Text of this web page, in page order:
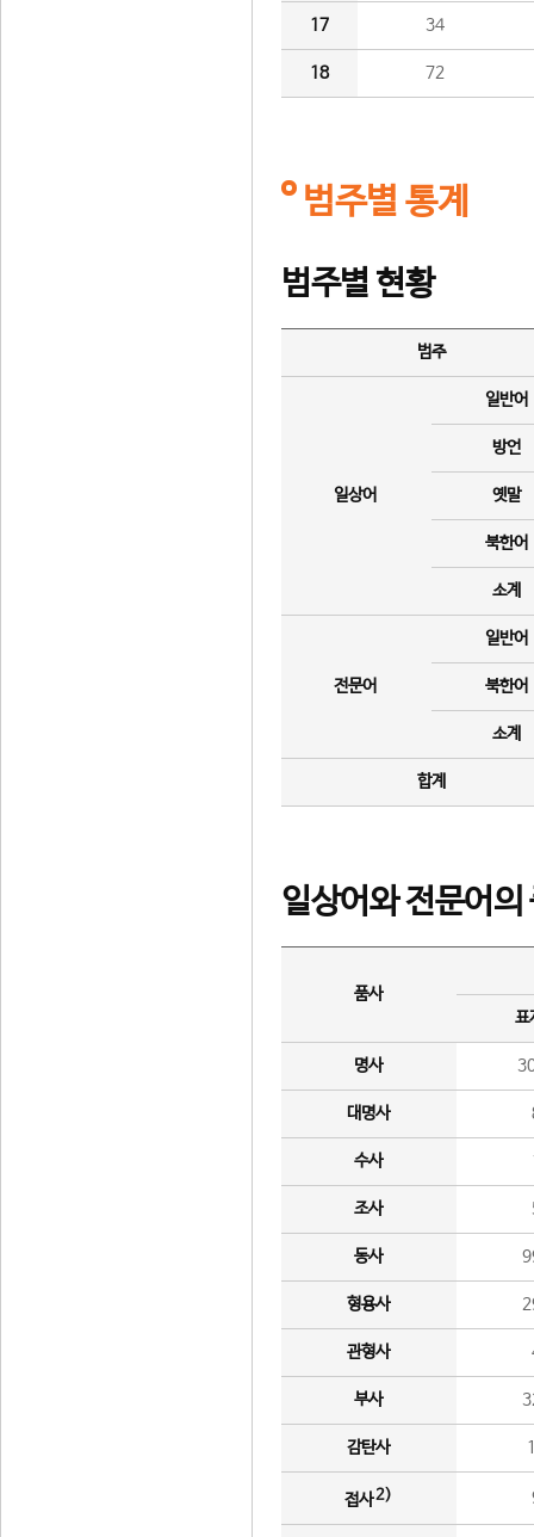
17 34
18 72
범주별 통계
범주별 현황
범주
일상어
일반어
방언
옛말
북한어
소계
전문어
일반어
북한어
소계
합계
일상어와 전문어의
품사
표
명사
대명사
수사
조사
동사
형용사
관형사
부사
감탄사
접사2)